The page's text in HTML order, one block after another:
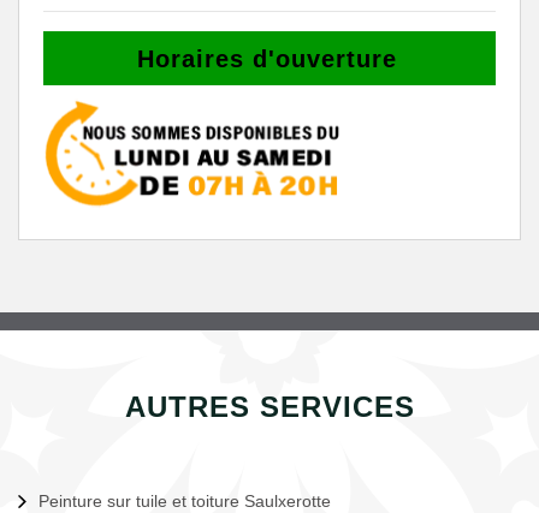
Horaires d'ouverture
AUTRES SERVICES
Peinture sur tuile et toiture Saulxerotte